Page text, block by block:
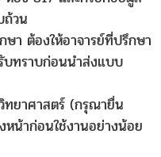
ถ้วน
า ต้องให้อาจารย์ที่ปรึกษา
บทราบก่อนนำส่งแบบ
ยาศาสตร์ (กรุณายื่น
น้าก่อนใช้งานอย่างน้อย